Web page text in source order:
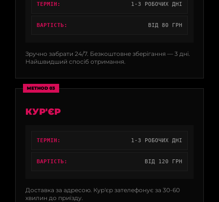
ТЕРМІН: 1-3 РОБОЧИХ ДНІ
ВАРТІСТЬ: ВІД 80 ГРН
Зручно забрати 24/7. Безкоштовне зберігання — 3 дні.
Найшвидший спосіб отримання.
METHOD 03
КУР'ЄР
ТЕРМІН: 1-3 РОБОЧИХ ДНІ
ВАРТІСТЬ: ВІД 120 ГРН
Доставка за адресою. Кур'єр зателефонує за 30-60
хвилин до приїзду.